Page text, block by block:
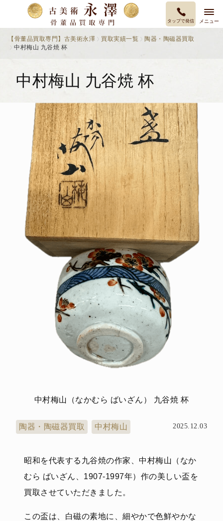
タップで発信 メニュー
【骨董品買取専門】古美術永澤 買取実績一覧
陶器・陶磁器買取
中村梅山 九谷焼 杯
中村梅山 九谷焼 杯
中村梅山（なかむら ばいざん） 九谷焼 杯
陶器・陶磁器買取 中村梅山 2025.12.03
昭和を代表する九谷焼の作家、中村梅山（なか
むら ばいざん、1907-1997年）作の美しい盃を
買取させていただきました。
この盃は、白磁の素地に、細やかで色鮮やかな